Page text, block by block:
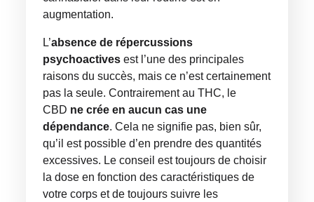
augmentation.
L’absence de répercussions
psychoactives est l’une des principales
raisons du succès, mais ce n’est certainement
pas la seule. Contrairement au THC, le
CBD ne crée en aucun cas une
dépendance. Cela ne signifie pas, bien sûr,
qu’il est possible d’en prendre des quantités
excessives. Le conseil est toujours de choisir
la dose en fonction des caractéristiques de
votre corps et de toujours suivre les